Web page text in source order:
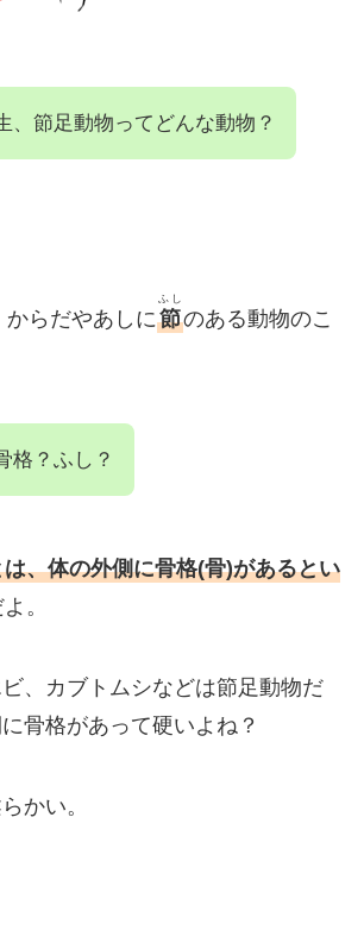
、節足動物ってどんな動物？
からだやあしに節
ふし
のある動物のこ
格？ふし？
、体の外側に骨格(骨)があるとい
。
、カブトムシなどは節足動物だ
骨格があって硬いよね？
かい。